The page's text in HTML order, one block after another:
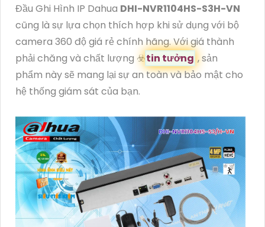
Đầu Ghi Hình IP Dahua DHI-NVR1104HS-S3H-VN
cũng là sự lựa chọn thích hợp khi sử dụng với bộ
camera 360 độ giá rẻ chính hãng. Với giá thành
phải chăng và chất lượng ☣️tin tưởng , sản
phẩm này sẽ mang lại sự an toàn và bảo mật cho
hệ thống giám sát của bạn.